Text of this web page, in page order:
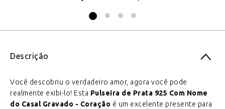
Descrição
Você descobriu o verdadeiro amor, agora você pode
realmente exibi-lo! Esta Pulseira de Prata 925 Com Nome
do Casal Gravado - Coração é um excelente presente para